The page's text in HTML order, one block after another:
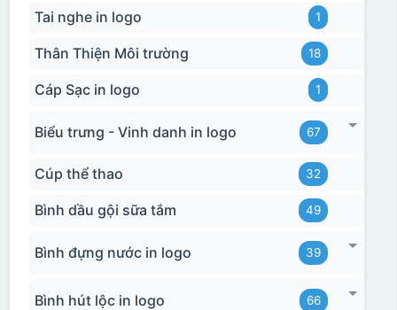
Tai nghe in logo 1
Thân Thiện Môi trường 18
Cáp Sạc in logo 1
Biểu trưng - Vinh danh in logo 67
Cúp thể thao 32
Bình dầu gội sữa tắm 49
Bình đựng nước in logo 39
Bình hút lộc in logo 66